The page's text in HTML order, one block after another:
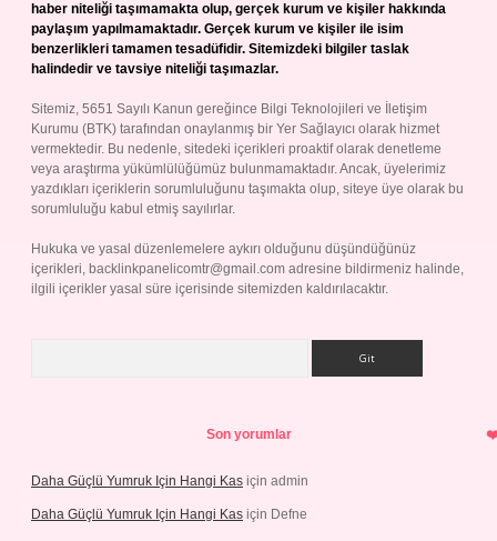
haber niteliği taşımamakta olup, gerçek kurum ve kişiler hakkında
paylaşım yapılmamaktadır. Gerçek kurum ve kişiler ile isim
benzerlikleri tamamen tesadüfidir. Sitemizdeki bilgiler taslak
halindedir ve tavsiye niteliği taşımazlar.
Sitemiz, 5651 Sayılı Kanun gereğince Bilgi Teknolojileri ve İletişim
Kurumu (BTK) tarafından onaylanmış bir Yer Sağlayıcı olarak hizmet
vermektedir. Bu nedenle, sitedeki içerikleri proaktif olarak denetleme
veya araştırma yükümlülüğümüz bulunmamaktadır. Ancak, üyelerimiz
yazdıkları içeriklerin sorumluluğunu taşımakta olup, siteye üye olarak bu
sorumluluğu kabul etmiş sayılırlar.
Hukuka ve yasal düzenlemelere aykırı olduğunu düşündüğünüz
içerikleri, backlinkpanelicomtr@gmail.com adresine bildirmeniz halinde,
ilgili içerikler yasal süre içerisinde sitemizden kaldırılacaktır.
Son yorumlar
Daha Güçlü Yumruk Için Hangi Kas için admin
Daha Güçlü Yumruk Için Hangi Kas için Defne